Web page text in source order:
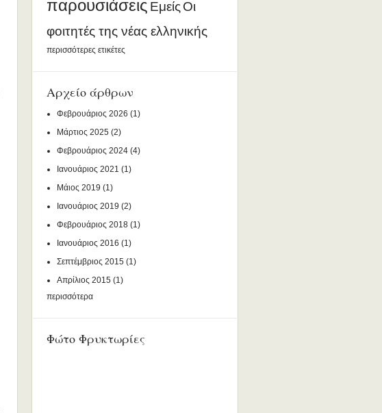
παρουσιάσεις Εμείς Οι
φοιτητές της νέας ελληνικής
περισσότερες ετικέτες
Αρχείο άρθρων
Φεβρουάριος 2026 (1)
Μάρτιος 2025 (2)
Φεβρουάριος 2024 (4)
Ιανουάριος 2021 (1)
Μάιος 2019 (1)
Ιανουάριος 2019 (2)
Φεβρουάριος 2018 (1)
Ιανουάριος 2016 (1)
Σεπτέμβριος 2015 (1)
Απρίλιος 2015 (1)
περισσότερα
Φώτο Φρυκτωρίες